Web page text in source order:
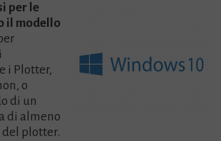
per le
il modello
i Plotter,
o
di un
di almeno
plotter.